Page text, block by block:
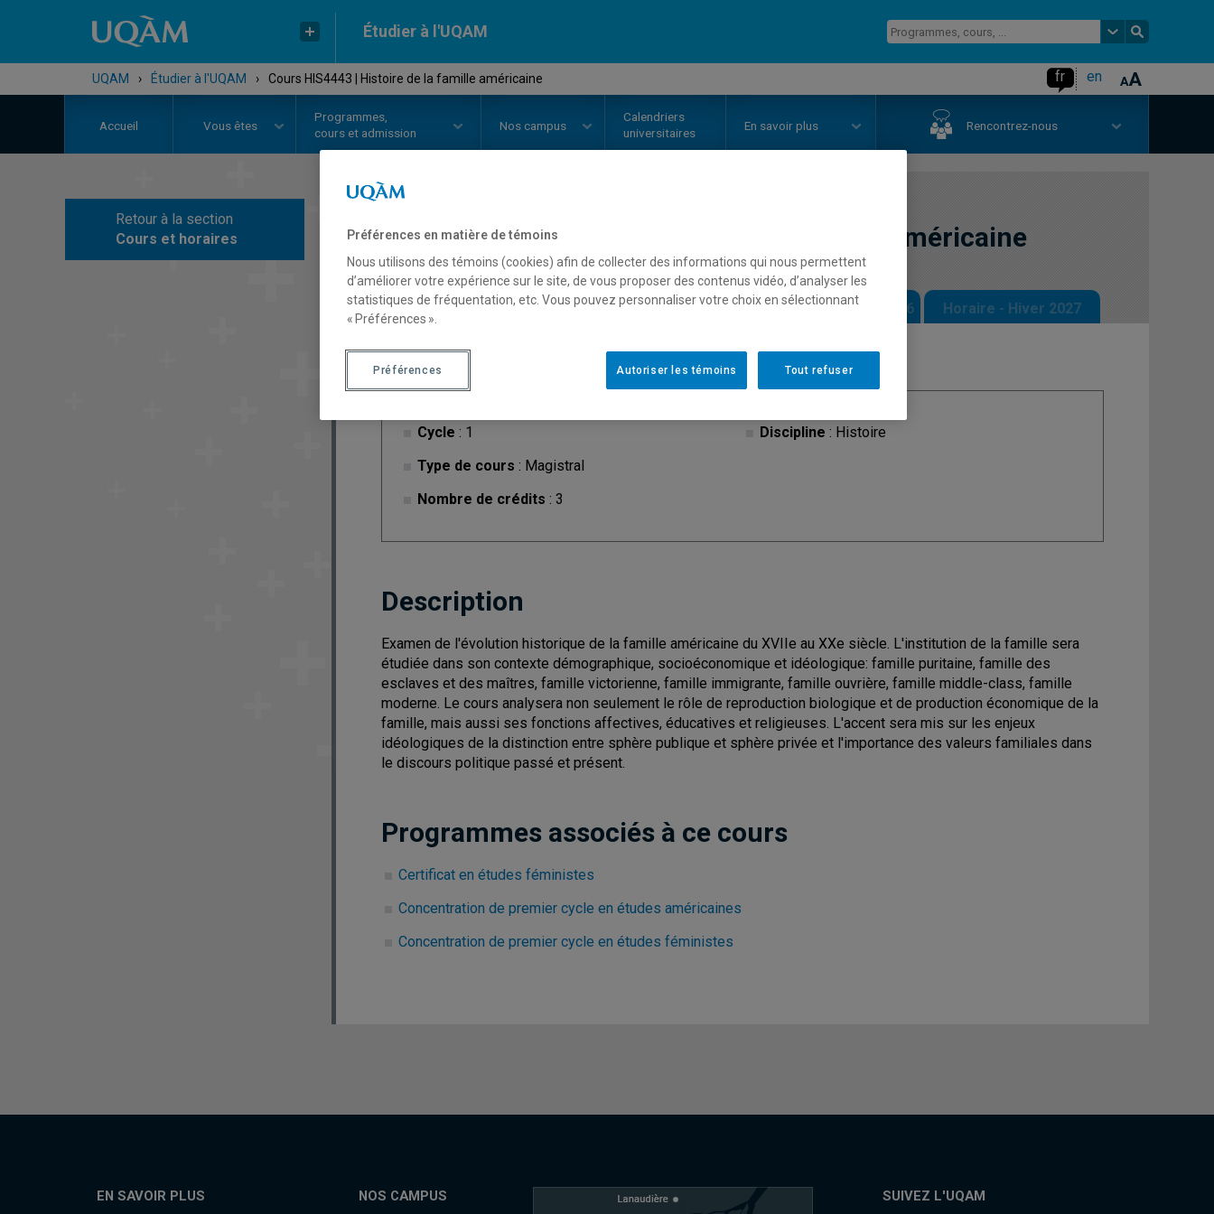
Étudier à l'UQAM
UQAM › Étudier à l'UQAM › Cours HIS4443 | Histoire de la famille américaine fr en
Accueil Vous êtes
Programmes,
cours et admission
Nos campus
Calendriers
universitaires
En savoir plus Rencontrez-nous
Retour à la section
Cours et horaires
COURS// HIS4443 Histoire de la famille américaine
Description Horaire - Été 2026 Horaire - Automne 2026 Horaire - Hiver 2027
Cycle : 1
Type de cours : Magistral
Nombre de crédits : 3
Discipline : Histoire
Description
Examen de l'évolution historique de la famille américaine du XVIIe au XXe siècle. L'institution de la famille sera
étudiée dans son contexte démographique, socioéconomique et idéologique: famille puritaine, famille des
esclaves et des maîtres, famille victorienne, famille immigrante, famille ouvrière, famille middle-class, famille
moderne. Le cours analysera non seulement le rôle de reproduction biologique et de production économique de la
famille, mais aussi ses fonctions affectives, éducatives et religieuses. L'accent sera mis sur les enjeux
idéologiques de la distinction entre sphère publique et sphère privée et l'importance des valeurs familiales dans
le discours politique passé et présent.
Programmes associés à ce cours
Certificat en études féministes
Concentration de premier cycle en études américaines
Concentration de premier cycle en études féministes
EN SAVOIR PLUS NOS CAMPUS SUIVEZ L'UQAM
Préférences en matière de témoins
Nous utilisons des témoins (cookies) afin de collecter des informations qui nous permettent
d’améliorer votre expérience sur le site, de vous proposer des contenus vidéo, d’analyser les
statistiques de fréquentation, etc. Vous pouvez personnaliser votre choix en sélectionnant
« Préférences ».
Tout refuser
Autoriser les témoins
Préférences